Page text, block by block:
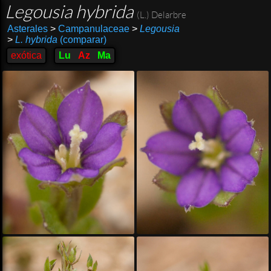
Legousia hybrida (L.) Delarbre
Asterales >Campanulaceae > Legousia
> L. hybrida (comparar)
exótica
Lu Az Ma